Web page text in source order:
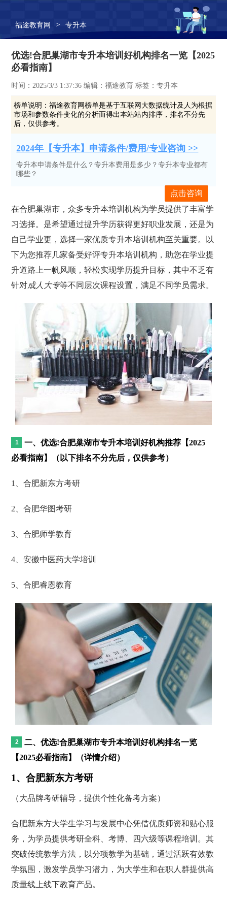
福途教育网 > 专升本
优选!合肥巢湖市专升本培训好机构排名一览【2025
必看指南】
时间：2025/3/3 1:37:36 编辑：福途教育 标签：专升本
榜单说明：福途教育网榜单是基于互联网大数据统计及人为根据
市场和参数条件变化的分析而得出本站站内排序，排名不分先
后，仅供参考。
2024年【专升本】申请条件/费用/专业咨询 >>
专升本申请条件是什么？专升本费用是多少？专升本专业都有
哪些？
点击咨询
在合肥巢湖市，众多专升本培训机构为学员提供了丰富学
习选择。是希望通过提升学历获得更好职业发展，还是为
自己学业更，选择一家优质专升本培训机构至关重要。以
下为您推荐几家备受好评专升本培训机构，助您在学业提
升道路上一帆风顺，轻松实现学历提升目标，其中不乏有
针对成人大专等不同层次课程设置，满足不同学员需求。
一、优选!合肥巢湖市专升本培训好机构推荐【2025
必看指南】（以下排名不分先后，仅供参考）
1、合肥新东方考研
2、合肥华图考研
3、合肥师学教育
4、安徽中医药大学培训
5、合肥睿恩教育
二、优选!合肥巢湖市专升本培训好机构排名一览
【2025必看指南】（详情介绍）
1、合肥新东方考研
（大品牌考研辅导，提供个性化备考方案）
合肥新东方大学生学习与发展中心凭借优质师资和贴心服
务，为学员提供考研全科、考博、四六级等课程培训。其
突破传统教学方法，以分项教学为基础，通过活跃有效教
学氛围，激发学员学习潜力，为大学生和在职人群提供高
质量线上线下教育产品。